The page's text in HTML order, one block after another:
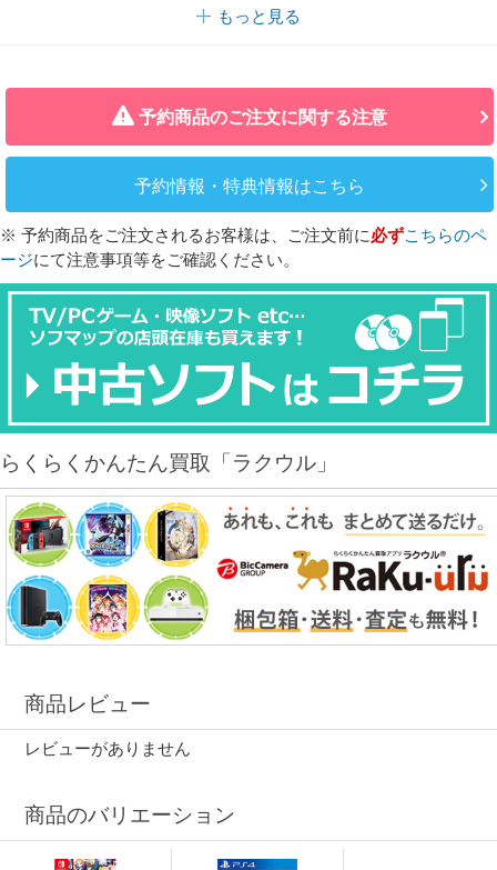
もっと見る
予約商品のご注文に関する注意
予約情報・特典情報はこちら
※ 予約商品をご注文されるお客様は、ご注文前に必ずこちらのペ
ージにて注意事項等をご確認ください。
らくらくかんたん買取「ラクウル」
商品レビュー
レビューがありません
商品のバリエーション